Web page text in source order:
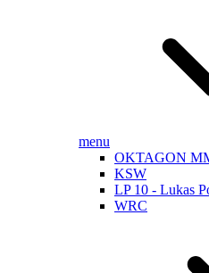
menu
OKTAGON
KSW
LP 10 - Lukas
WRC